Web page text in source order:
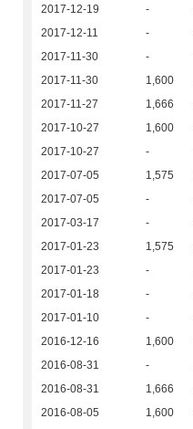
2017-12-19 -
2017-12-11
-
2017-11-30
-
2017-11-30
1,600
2017-11-27
1,666
2017-10-27
1,600
2017-10-27
-
2017-07-05
1,575
2017-07-05
-
2017-03-17
-
2017-01-23
1,575
2017-01-23
-
2017-01-18
-
2017-01-10
-
2016-12-16
1,600
2016-08-31
-
2016-08-31
1,666
2016-08-05
1,600